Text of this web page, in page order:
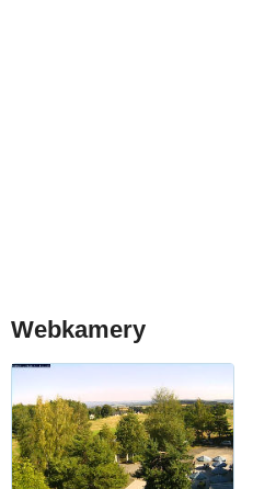
Webkamery